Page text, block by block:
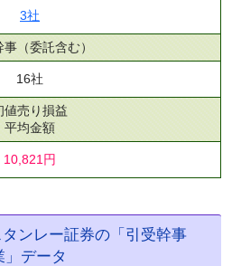
3社
事 （委託含む）
16社
値売り損益
平均金額
10,821円
ンレー証券の「引受幹事
」データ